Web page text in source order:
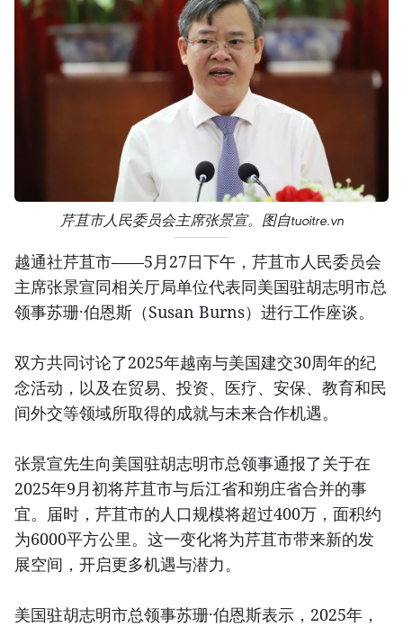
芹苴市人民委员会主席张景宣。图自tuoitre.vn
越通社芹苴市——5月27日下午，芹苴市人民委员会
主席张景宣同相关厅局单位代表同美国驻胡志明市总
领事苏珊·伯恩斯（Susan Burns）进行工作座谈。
双方共同讨论了2025年越南与美国建交30周年的纪
念活动，以及在贸易、投资、医疗、安保、教育和民
间外交等领域所取得的成就与未来合作机遇。
张景宣先生向美国驻胡志明市总领事通报了关于在
2025年9月初将芹苴市与后江省和朔庄省合并的事
宜。届时，芹苴市的人口规模将超过400万，面积约
为6000平方公里。这一变化将为芹苴市带来新的发
展空间，开启更多机遇与潜力。
美国驻胡志明市总领事苏珊·伯恩斯表示，2025年，